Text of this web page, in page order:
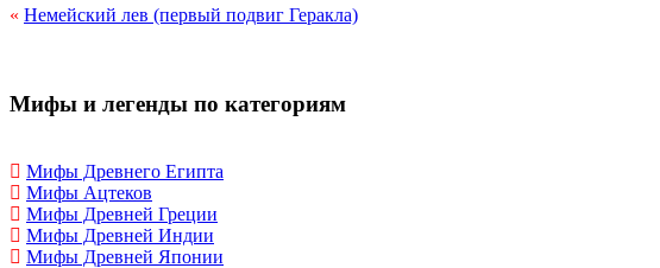
« Немейский лев (первый подвиг Геракла)
Мифы и легенды по категориям
Мифы Древнего Египта
Мифы Ацтеков
Мифы Древней Греции
Мифы Древней Индии
Мифы Древней Японии